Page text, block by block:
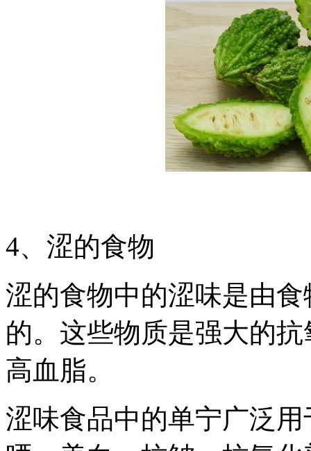
4、涩的食物
涩的食物中的涩味是由
的。这些物质是强大的
高血脂。
涩味食品中的单宁广泛